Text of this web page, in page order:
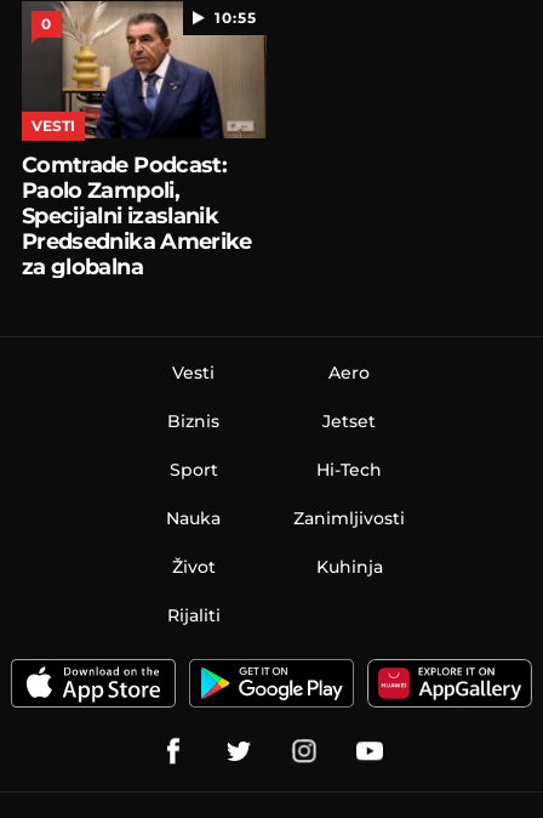
10:55
0
VESTI
Comtrade Podcast:
Paolo Zampoli,
Specijalni izaslanik
Predsednika Amerike
za globalna
Vesti
Biznis
Sport
Nauka
Aero
Jetset
Hi-Tech
Zanimljivosti
Život Kuhinja
Rijaliti